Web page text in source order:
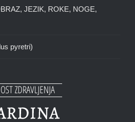
JEZIK, ROKE, NOGE,
pyretri)